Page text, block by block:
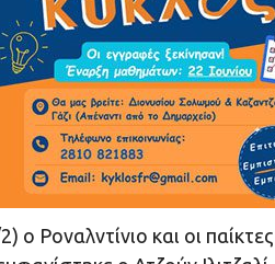
ο Ροναλντίνιο και οι